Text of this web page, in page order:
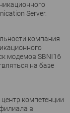
Server.
компания
модемов SBNI16
на базе
компетенции
в